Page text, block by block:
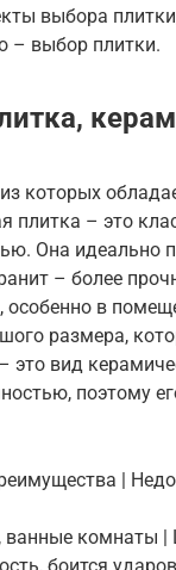
выбора
– выбор плитки.
которых
– это
Она идеально
– более
особенно в
размера,
это вид
поэтому
|
ванные комнаты